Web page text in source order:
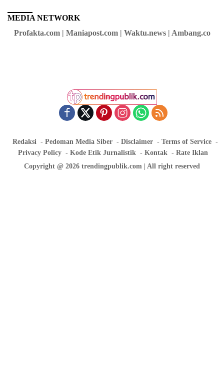
MEDIA NETWORK
Profakta.com | Maniapost.com | Waktu.news | Ambang.co
Redaksi Pedoman Media Siber Disclaimer
Terms of Service
Privacy Policy
Kode Etik Jurnalistik Kontak
Rate Iklan
Copyright @ 2026 trendingpublik.com | All right reserved